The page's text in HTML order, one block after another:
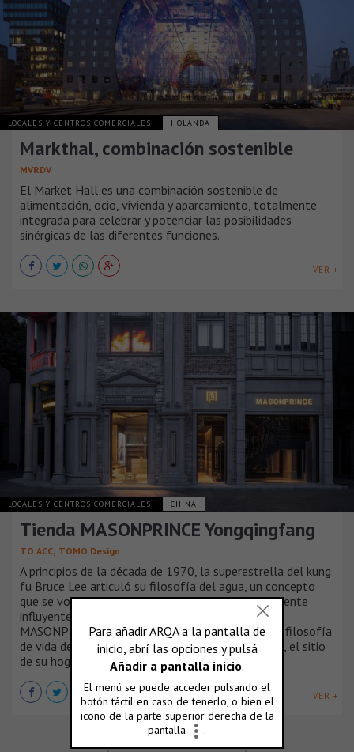
LOCALES Y CENTROS COMERCIALES HOLANDA
Markthal, combinación sostenible
MVRDV
El Market Hall es una combinación sostenible de
alimentación, ocio, vivienda y aparcamiento, totalmente
integrada para celebrar y potenciar las posibilidades
sinérgicas de las diferentes funciones.
VER +
LOCALES Y CENTROS COMERCIALES CHINA
Tienda MASONPRINCE Yongqingfang
TO ACC, TOMO Design
A principios de la década de 1970, la superestrella del kung
fu Bruce Lee articuló su filosofía del agua, un concepto
que se volvió ampliamente conocido y profundamente
influyente. En 2024, casi medio siglo después,
MASONPRINCE está listo para llevar adelante la filosofía
de vida de Bruce Lee en Yongqingfang, Guangzhou, el sitio
de su hogar ancestral.
VER +